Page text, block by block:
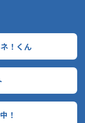
！くん
！